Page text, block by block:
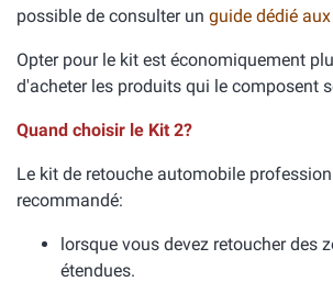
possible de consulter un guide dédié
Opter pour le kit est économiquement
d'acheter les produits qui le composent
Quand choisir le Kit 2?
Le kit de retouche automobile
recommandé:
lorsque vous devez retoucher des
étendues.